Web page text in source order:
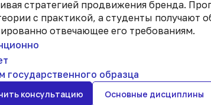
стратегией продвижения бренда.
с практикой, а студенты получают
отвечающее его требованиям.
государственного образца
консультацию Основные дисциплины